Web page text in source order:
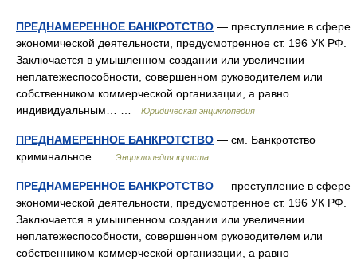
ПРЕДНАМЕРЕННОЕ БАНКРОТСТВО — преступление в сфере
экономической деятельности, предусмотренное ст. 196 УК РФ.
Заключается в умышленном создании или увеличении
неплатежеспособности, совершенном руководителем или
собственником коммерческой организации, а равно
индивидуальным… …
Юридическая энциклопедия
ПРЕДНАМЕРЕННОЕ БАНКРОТСТВО — см. Банкротство
криминальное …
Энциклопедия юриста
ПРЕДНАМЕРЕННОЕ БАНКРОТСТВО — преступление в сфере
экономической деятельности, предусмотренное ст. 196 УК РФ.
Заключается в умышленном создании или увеличении
неплатежеспособности, совершенном руководителем или
собственником коммерческой организации, а равно